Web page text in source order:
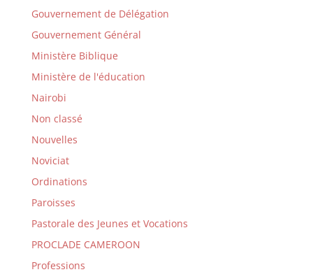
Gouvernement de Délégation
Gouvernement Général
Ministère Biblique
Ministère de l'éducation
Nairobi
Non classé
Nouvelles
Noviciat
Ordinations
Paroisses
Pastorale des Jeunes et Vocations
PROCLADE CAMEROON
Professions